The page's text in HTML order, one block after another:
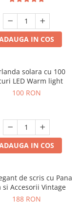
IN COS
solara cu 100
LED Warm light
100 RON
IN COS
de scris cu Pana
si Accesorii Vintage
188 RON